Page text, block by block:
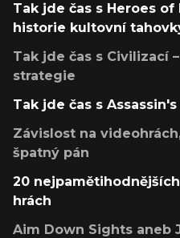
Tak jde čas s Heroes
historie kultovní
Tak jde čas s Civilizací
strategie
Tak jde čas s
Závislost na
špatný pán
20
hrách
Aim Down Sights aneb